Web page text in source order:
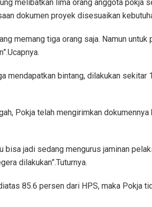
melibatkan lima orang anggota pokja
dokumen proyek disesuaikan
memang tiga orang saja. Namun
mendapatkan bintang, dilakukan sekitar
Pokja telah mengirimkan
jadi sedang mengurus jaminan
dilakukan”.Tuturnya.
85.6 persen dari HPS, maka Pokja